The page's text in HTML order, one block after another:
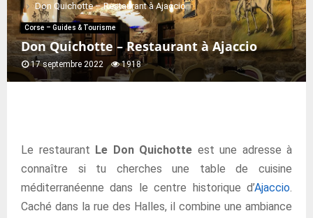
Don Quichotte – Restaurant à Ajaccio
Corse – Guides & Tourisme
Don Quichotte – Restaurant à Ajaccio
17 septembre 2022 1918
Le restaurant Le Don Quichotte est une adresse à
connaître si tu cherches une table de cuisine
méditerranéenne dans le centre historique d’Ajaccio.
Caché dans la rue des Halles, il combine une ambiance